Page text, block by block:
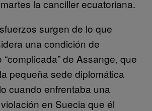
la canciller ecuatoriana.
surgen de lo que
una condición de
de Assange, que
pequeña sede diplomática
cuando enfrentaba una
en Suecia que él